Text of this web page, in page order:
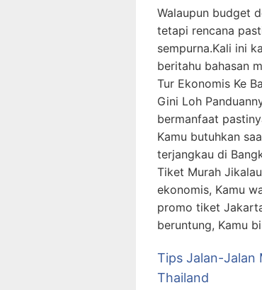
Walaupun budget
tetapi rencana
sempurna.Kali ini
beritahu bahasan
Tur Ekonomis Ke
Gini Loh
bermanfaat
Kamu butuhkan
terjangkau di
Tiket Murah
ekonomis, Kamu
promo tiket
beruntung, Kamu
Tips Jalan-Jalan
Thailand